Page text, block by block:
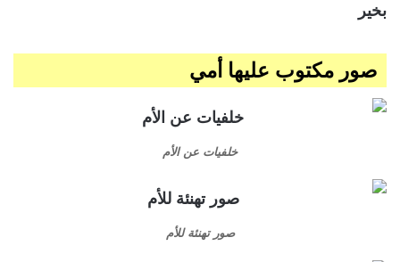
بخير
صور مكتوب عليها أمي
خلفيات عن الأم
صور تهنئة للأم